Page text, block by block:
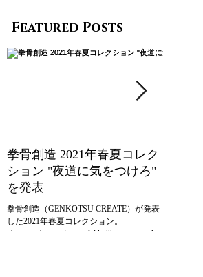
Featured Posts
拳骨創造 2021年春夏コレク
ション "夜道に気をつけろ"
を発表
拳骨創造（GENKOTSU CREATE）が発表
した2021年春夏コレクション。
photography noerisa model keiji ueno special